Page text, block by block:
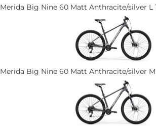
Merida Big Nine 60 Matt Anthracite/silver L
Merida Big Nine 60 Matt Anthracite/silver M